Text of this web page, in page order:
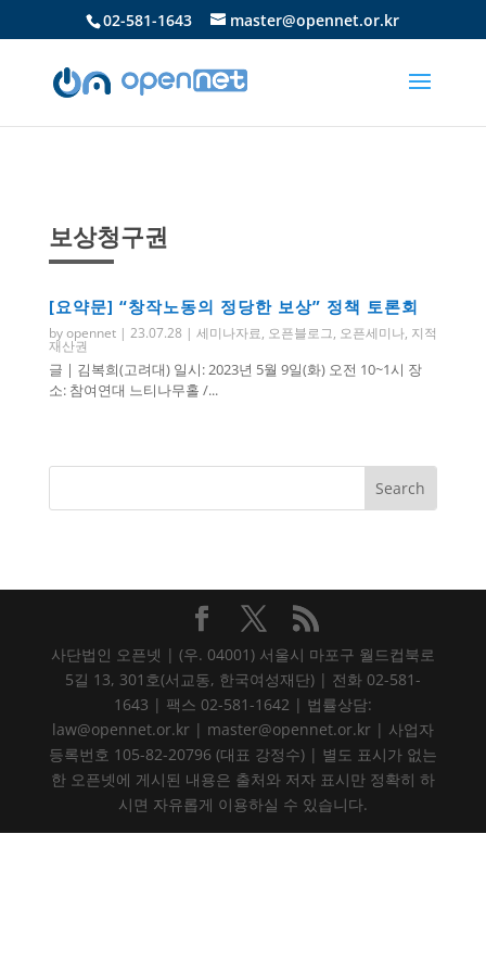
02-581-1643 master@opennet.or.kr
보상청구권
[요약문] “창작노동의 정당한 보상” 정책 토론회
byopennet| 23.07.28 | 세미나자료, 오픈블로그, 오픈세미나, 지적
재산권
글 | 김복희(고려대) 일시: 2023년 5월 9일(화) 오전 10~1시 장
소: 참여연대 느티나무홀 /...
사단법인 오픈넷 | (우. 04001) 서울시 마포구 월드컵북로
5길 13, 301호(서교동, 한국여성재단) | 전화 02-581-
1643 | 팩스 02-581-1642 | 법률상담:
law@opennet.or.kr | master@opennet.or.kr | 사업자
등록번호 105-82-20796 (대표 강정수) | 별도 표시가 없는
한 오픈넷에 게시된 내용은 출처와 저자 표시만 정확히 하
시면 자유롭게 이용하실 수 있습니다.